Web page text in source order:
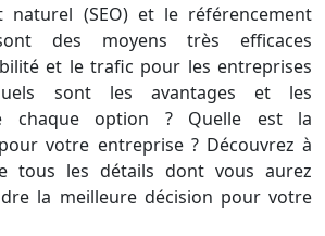
naturel (SEO) et le référencement
des moyens très efficaces
et le trafic pour les entreprises
sont les avantages et les
chaque option ? Quelle est la
votre entreprise ? Découvrez à
tous les détails dont vous aurez
la meilleure décision pour votre